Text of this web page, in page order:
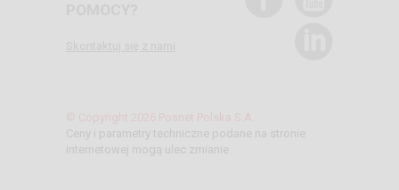
Ceny i parametry techniczne podane na stronie
internetowej mogą ulec zmianie